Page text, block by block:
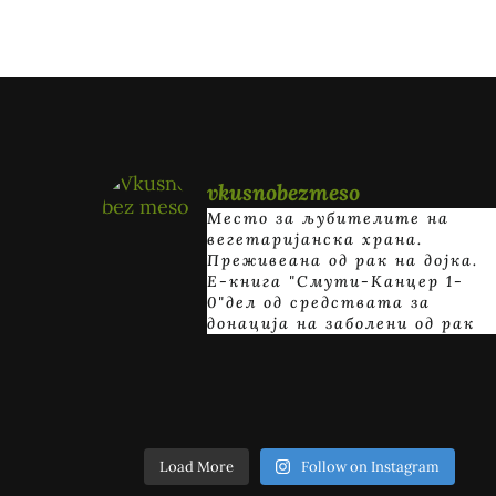
vkusnobezmeso
Место за љубителите на
вегетаријанска храна.
Преживеана од рак на дојка.
E-книга "Смути-Канцер 1-
0"дел од средствата за
донација на заболени од рак
Load More Follow on Instagram